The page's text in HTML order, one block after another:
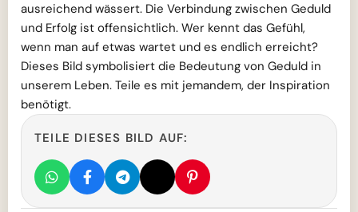
ausreichend wässert. Die Verbindung zwischen Geduld
und Erfolg ist offensichtlich. Wer kennt das Gefühl,
wenn man auf etwas wartet und es endlich erreicht?
Dieses Bild symbolisiert die Bedeutung von Geduld in
unserem Leben. Teile es mit jemandem, der Inspiration
benötigt.
TEILE DIESES BILD AUF: